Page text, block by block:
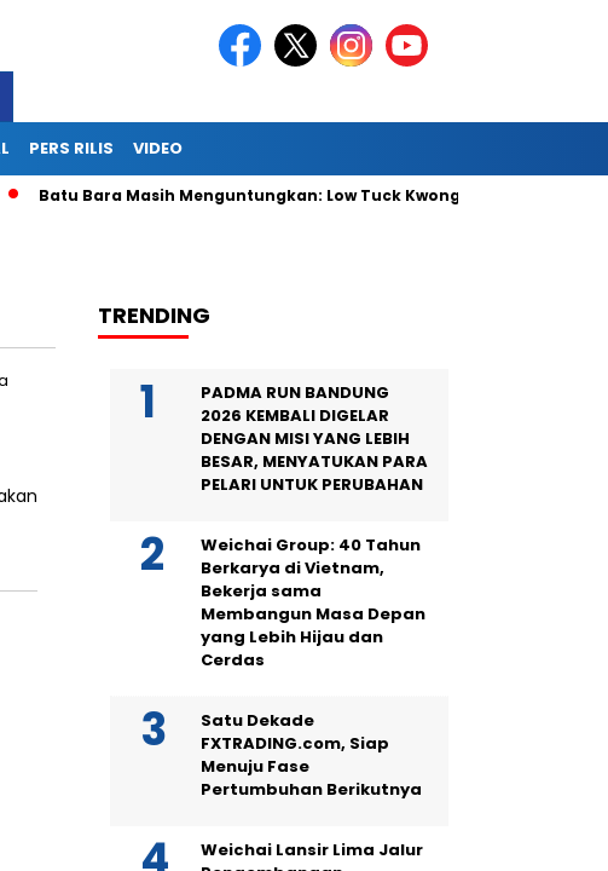
PERS RILIS VIDEO
Batu Bara Masih Menguntungkan: Low Tuck Kwong Ungguli Hartono
TRENDING
PADMA RUN BANDUNG
2026 KEMBALI DIGELAR
DENGAN MISI YANG LEBIH
BESAR, MENYATUKAN PARA
PELARI UNTUK PERUBAHAN
Weichai Group: 40 Tahun
Berkarya di Vietnam,
Bekerja sama
Membangun Masa Depan
yang Lebih Hijau dan
Cerdas
Satu Dekade
FXTRADING.com, Siap
Menuju Fase
Pertumbuhan Berikutnya
Weichai Lansir Lima Jalur